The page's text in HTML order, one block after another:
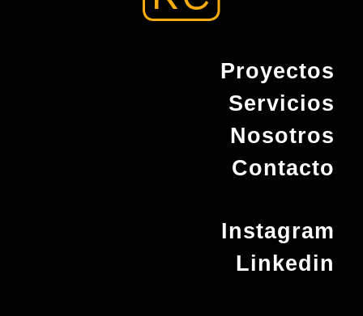
Proyectos
Servicios
Nosotros
Contacto
Instagram
Linkedin